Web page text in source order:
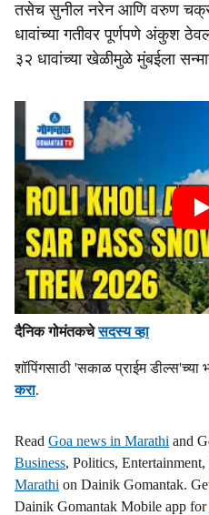
तसेच सुनील नरेन आणि वरुण
धावांच्या गतीवर पूर्णपणे अंकुश
३२ धावांच्या खेळीमुळे मुंबईला
दैनिक गोमंतकचेसदस्य व्हा
शॉपिंगसाठी 'सकाळ प्राईम डील्स'च्या
करा.
Read Goa news in Marathi and
Business, Politics, Entertainment,
Marathi on Dainik Gomantak.
Dainik Gomantak Mobile app for